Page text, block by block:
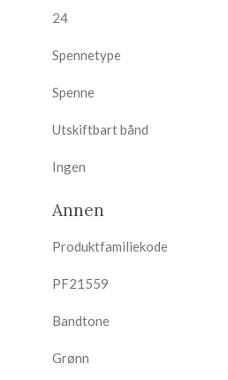
24
Spennetype
Spenne
Utskiftbart bånd
Ingen
Annen
Produktfamiliekode
PF21559
Bandtone
Grønn